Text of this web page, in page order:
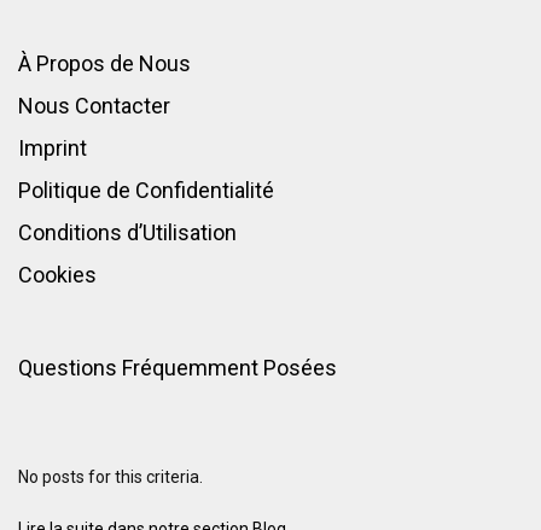
À Propos de Nous
Nous Contacter
Imprint
Politique de Confidentialité
Conditions d’Utilisation
Cookies
Questions Fréquemment Posées
No posts for this criteria.